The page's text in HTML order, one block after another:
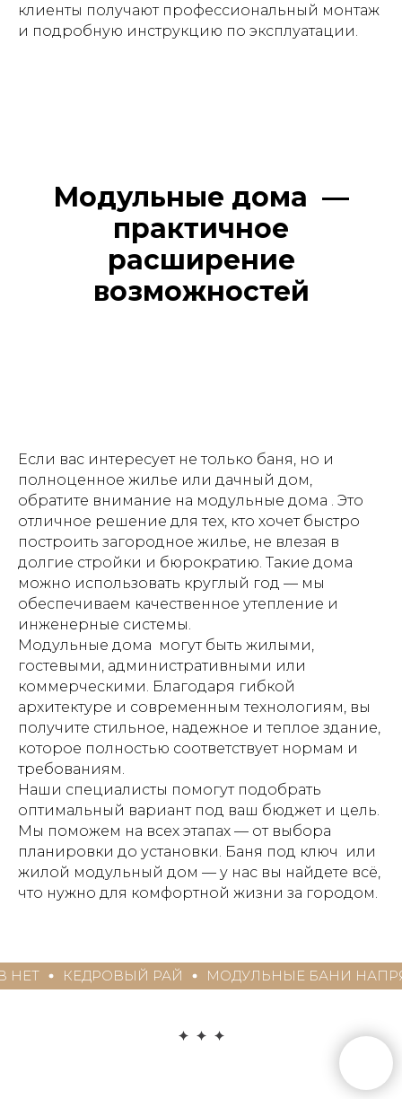
клиенты получают профессиональный монтаж
и подробную инструкцию по эксплуатации.
Модульные дома —
практичное
расширение
возможностей
Если вас интересует не только баня, но и
полноценное жилье или дачный дом,
обратите внимание на модульные дома . Это
отличное решение для тех, кто хочет быстро
построить загородное жилье, не влезая в
долгие стройки и бюрократию. Такие дома
можно использовать круглый год — мы
обеспечиваем качественное утепление и
инженерные системы.
Модульные дома могут быть жилыми,
гостевыми, административными или
коммерческими. Благодаря гибкой
архитектуре и современным технологиям, вы
получите стильное, надежное и теплое здание,
которое полностью соответствует нормам и
требованиям.
Наши специалисты помогут подобрать
оптимальный вариант под ваш бюджет и цель.
Мы поможем на всех этапах — от выбора
планировки до установки. Баня под ключ или
жилой модульный дом — у нас вы найдете всё,
что нужно для комфортной жизни за городом.
РАЙ МОДУЛЬНЫЕ БАНИ НАПРЯМУЮ ОТ